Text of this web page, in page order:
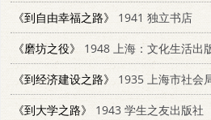
《到自由幸福之路》
1941 独立书店
《磨坊之役》
1948 上海：文化生活出
《到经济建设之路》
1935 上海市社会
《到大学之路》
1943 学生之友出版社